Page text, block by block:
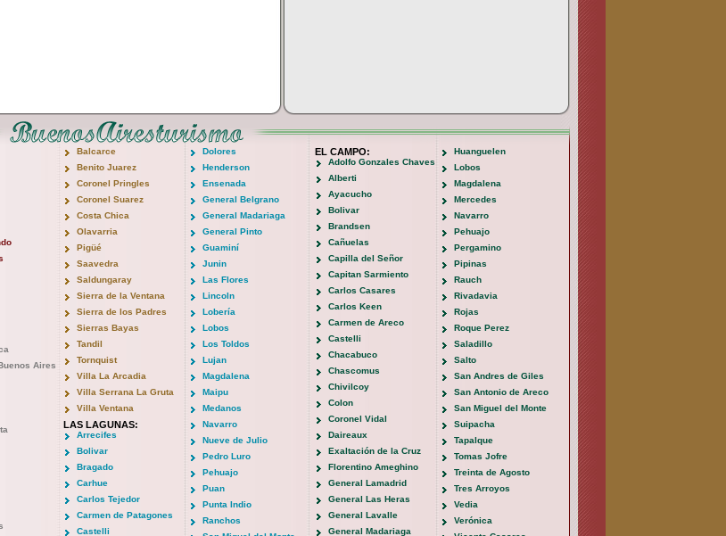
Aires
Balcarce
Benito Juarez
Coronel Pringles
Coronel Suarez
Costa Chica
Olavarria
Pigüé
Saavedra
Saldungaray
Sierra de la Ventana
Sierra de los Padres
Sierras Bayas
Tandil
Tornquist
Villa La Arcadia
Villa Serrana La Gruta
Villa Ventana
LAS LAGUNAS:
Arrecifes
Bolivar
Bragado
Carhue
Carlos Tejedor
Carmen de Patagones
Castelli
Dolores
Henderson
Ensenada
General Belgrano
General Madariaga
General Pinto
Guaminí
Junin
Las Flores
Lincoln
Lobería
Lobos
Los Toldos
Lujan
Magdalena
Maipu
Medanos
Navarro
Nueve de Julio
Pedro Luro
Pehuajo
Puan
Punta Indio
Ranchos
EL CAMPO:
Adolfo Gonzales Chaves
Alberti
Ayacucho
Bolivar
Brandsen
Cañuelas
Capilla del Señor
Capitan Sarmiento
Carlos Casares
Carlos Keen
Carmen de Areco
Castelli
Chacabuco
Chascomus
Chivilcoy
Colon
Coronel Vidal
Daireaux
Exaltación de la Cruz
Florentino Ameghino
General Lamadrid
General Las Heras
General Lavalle
General Madariaga
Huanguelen
Lobos
Magdalena
Mercedes
Navarro
Pehuajo
Pergamino
Pipinas
Rauch
Rivadavia
Rojas
Roque Perez
Saladillo
Salto
San Andres de Giles
San Antonio de Areco
San Miguel del Monte
Suipacha
Tapalque
Tomas Jofre
Treinta de Agosto
Tres Arroyos
Vedia
Verónica